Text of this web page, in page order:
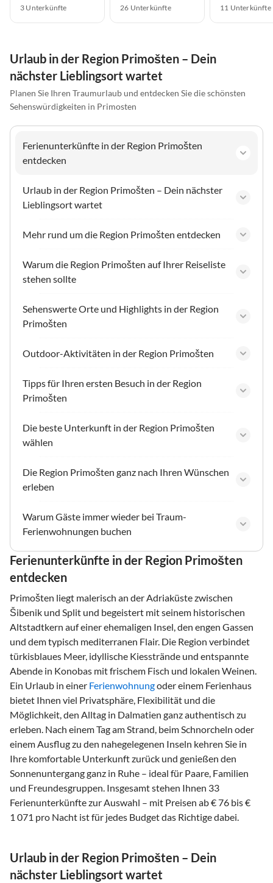
3 Unterkünfte 26 Unterkünfte 11 Unterkünfte
Urlaub in der Region Primošten – Dein
nächster Lieblingsort wartet
Planen Sie Ihren Traumurlaub und entdecken Sie die schönsten
Sehenswürdigkeiten in Primosten
Ferienunterkünfte in der Region Primošten
entdecken
Urlaub in der Region Primošten – Dein nächster
Lieblingsort wartet
Mehr rund um die Region Primošten entdecken
Warum die Region Primošten auf Ihrer Reiseliste
stehen sollte
Sehenswerte Orte und Highlights in der Region
Primošten
Outdoor-Aktivitäten in der Region Primošten
Tipps für Ihren ersten Besuch in der Region
Primošten
Die beste Unterkunft in der Region Primošten
wählen
Die Region Primošten ganz nach Ihren Wünschen
erleben
Warum Gäste immer wieder bei Traum-
Ferienwohnungen buchen
Ferienunterkünfte in der Region Primošten
entdecken
Primošten liegt malerisch an der Adriaküste zwischen
Šibenik und Split und begeistert mit seinem historischen
Altstadtkern auf einer ehemaligen Insel, den engen Gassen
und dem typisch mediterranen Flair. Die Region verbindet
türkisblaues Meer, idyllische Kiesstrände und entspannte
Abende in Konobas mit frischem Fisch und lokalen Weinen.
Ein Urlaub in einer Ferienwohnungoder einem Ferienhaus
bietet Ihnen viel Privatsphäre, Flexibilität und die
Möglichkeit, den Alltag in Dalmatien ganz authentisch zu
erleben. Nach einem Tag am Strand, beim Schnorcheln oder
einem Ausflug zu den nahegelegenen Inseln kehren Sie in
Ihre komfortable Unterkunft zurück und genießen den
Sonnenuntergang ganz in Ruhe – ideal für Paare, Familien
und Freundesgruppen. Insgesamt stehen Ihnen 33
Ferienunterkünfte zur Auswahl – mit Preisen ab € 76 bis €
1 071 pro Nacht ist für jedes Budget das Richtige dabei.
Urlaub in der Region Primošten – Dein
nächster Lieblingsort wartet